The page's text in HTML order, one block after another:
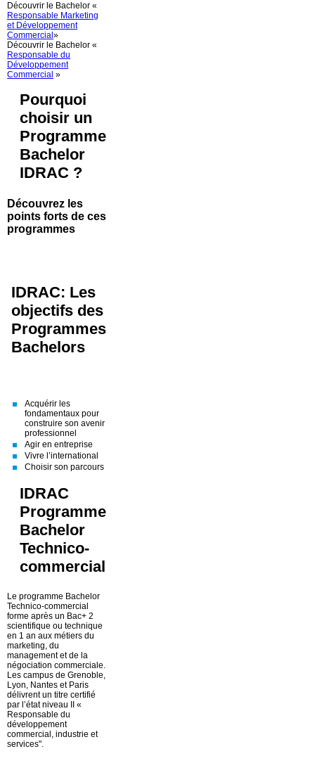
Découvrir le Bachelor «
Responsable Marketing
et Développement
Commercial »
Découvrir le Bachelor «
Responsable du
Développement
Commercial »
Pourquoi
choisir un
Programme
Bachelor
IDRAC ?
Découvrez les
points forts de ces
programmes
IDRAC: Les
objectifs des
Programmes
Bachelors
Acquérir les
fondamentaux pour
construire son avenir
professionnel
Agir en entreprise
Vivre l’international
Choisir son parcours
IDRAC
Programme
Bachelor
Technico-
commercial
Le programme Bachelor
Technico-commercial
forme après un Bac+ 2
scientifique ou technique
en 1 an aux métiers du
marketing, du
management et de la
négociation commerciale.
Les campus de Grenoble,
Lyon, Nantes et Paris
délivrent un titre certifié
par l’état niveau II «
Responsable du
développement
commercial, industrie et
services".